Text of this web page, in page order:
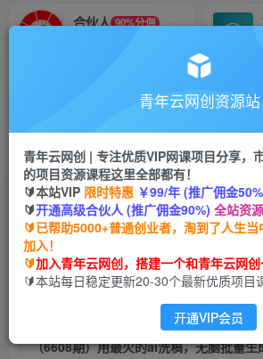
合伙人 90%分佣
搭建同款网站，自己当老板
首页 创业课程 会员专属 正文
（6608期）用最火的ai洗稿，无
红书内容，省时省力，每天收入
青年云网创
2年前发布
青年云网创资源站
青年云网创 | 专注优质VIP网课项目分享，
的项目资源课程这里全部都有！
🔰本站VIP 限时特惠 ￥99/年 (推广佣金
🔰开通高级合伙人 (推广佣金90%) 全站资
🔰已帮助5000+普通创业者，淘到了人生
加入！
🔰加入青年云网创，搭建一个和青年云网
🔰本站每日稳定更新20-30个最新优质项目
开通VIP会员